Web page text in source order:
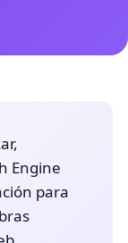
Engine
para